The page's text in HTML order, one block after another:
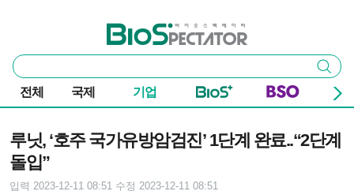
바이오스펙테이터
통
합
검
색
검색
전체 국제 기업
루닛, ‘호주 국가유방암검진’ 1단계 완료..“2단계
돌입”
입력 2023-12-11 08:51 수정 2023-12-11 08:51